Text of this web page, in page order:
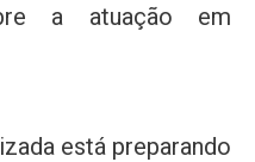
a atuação em
está preparando